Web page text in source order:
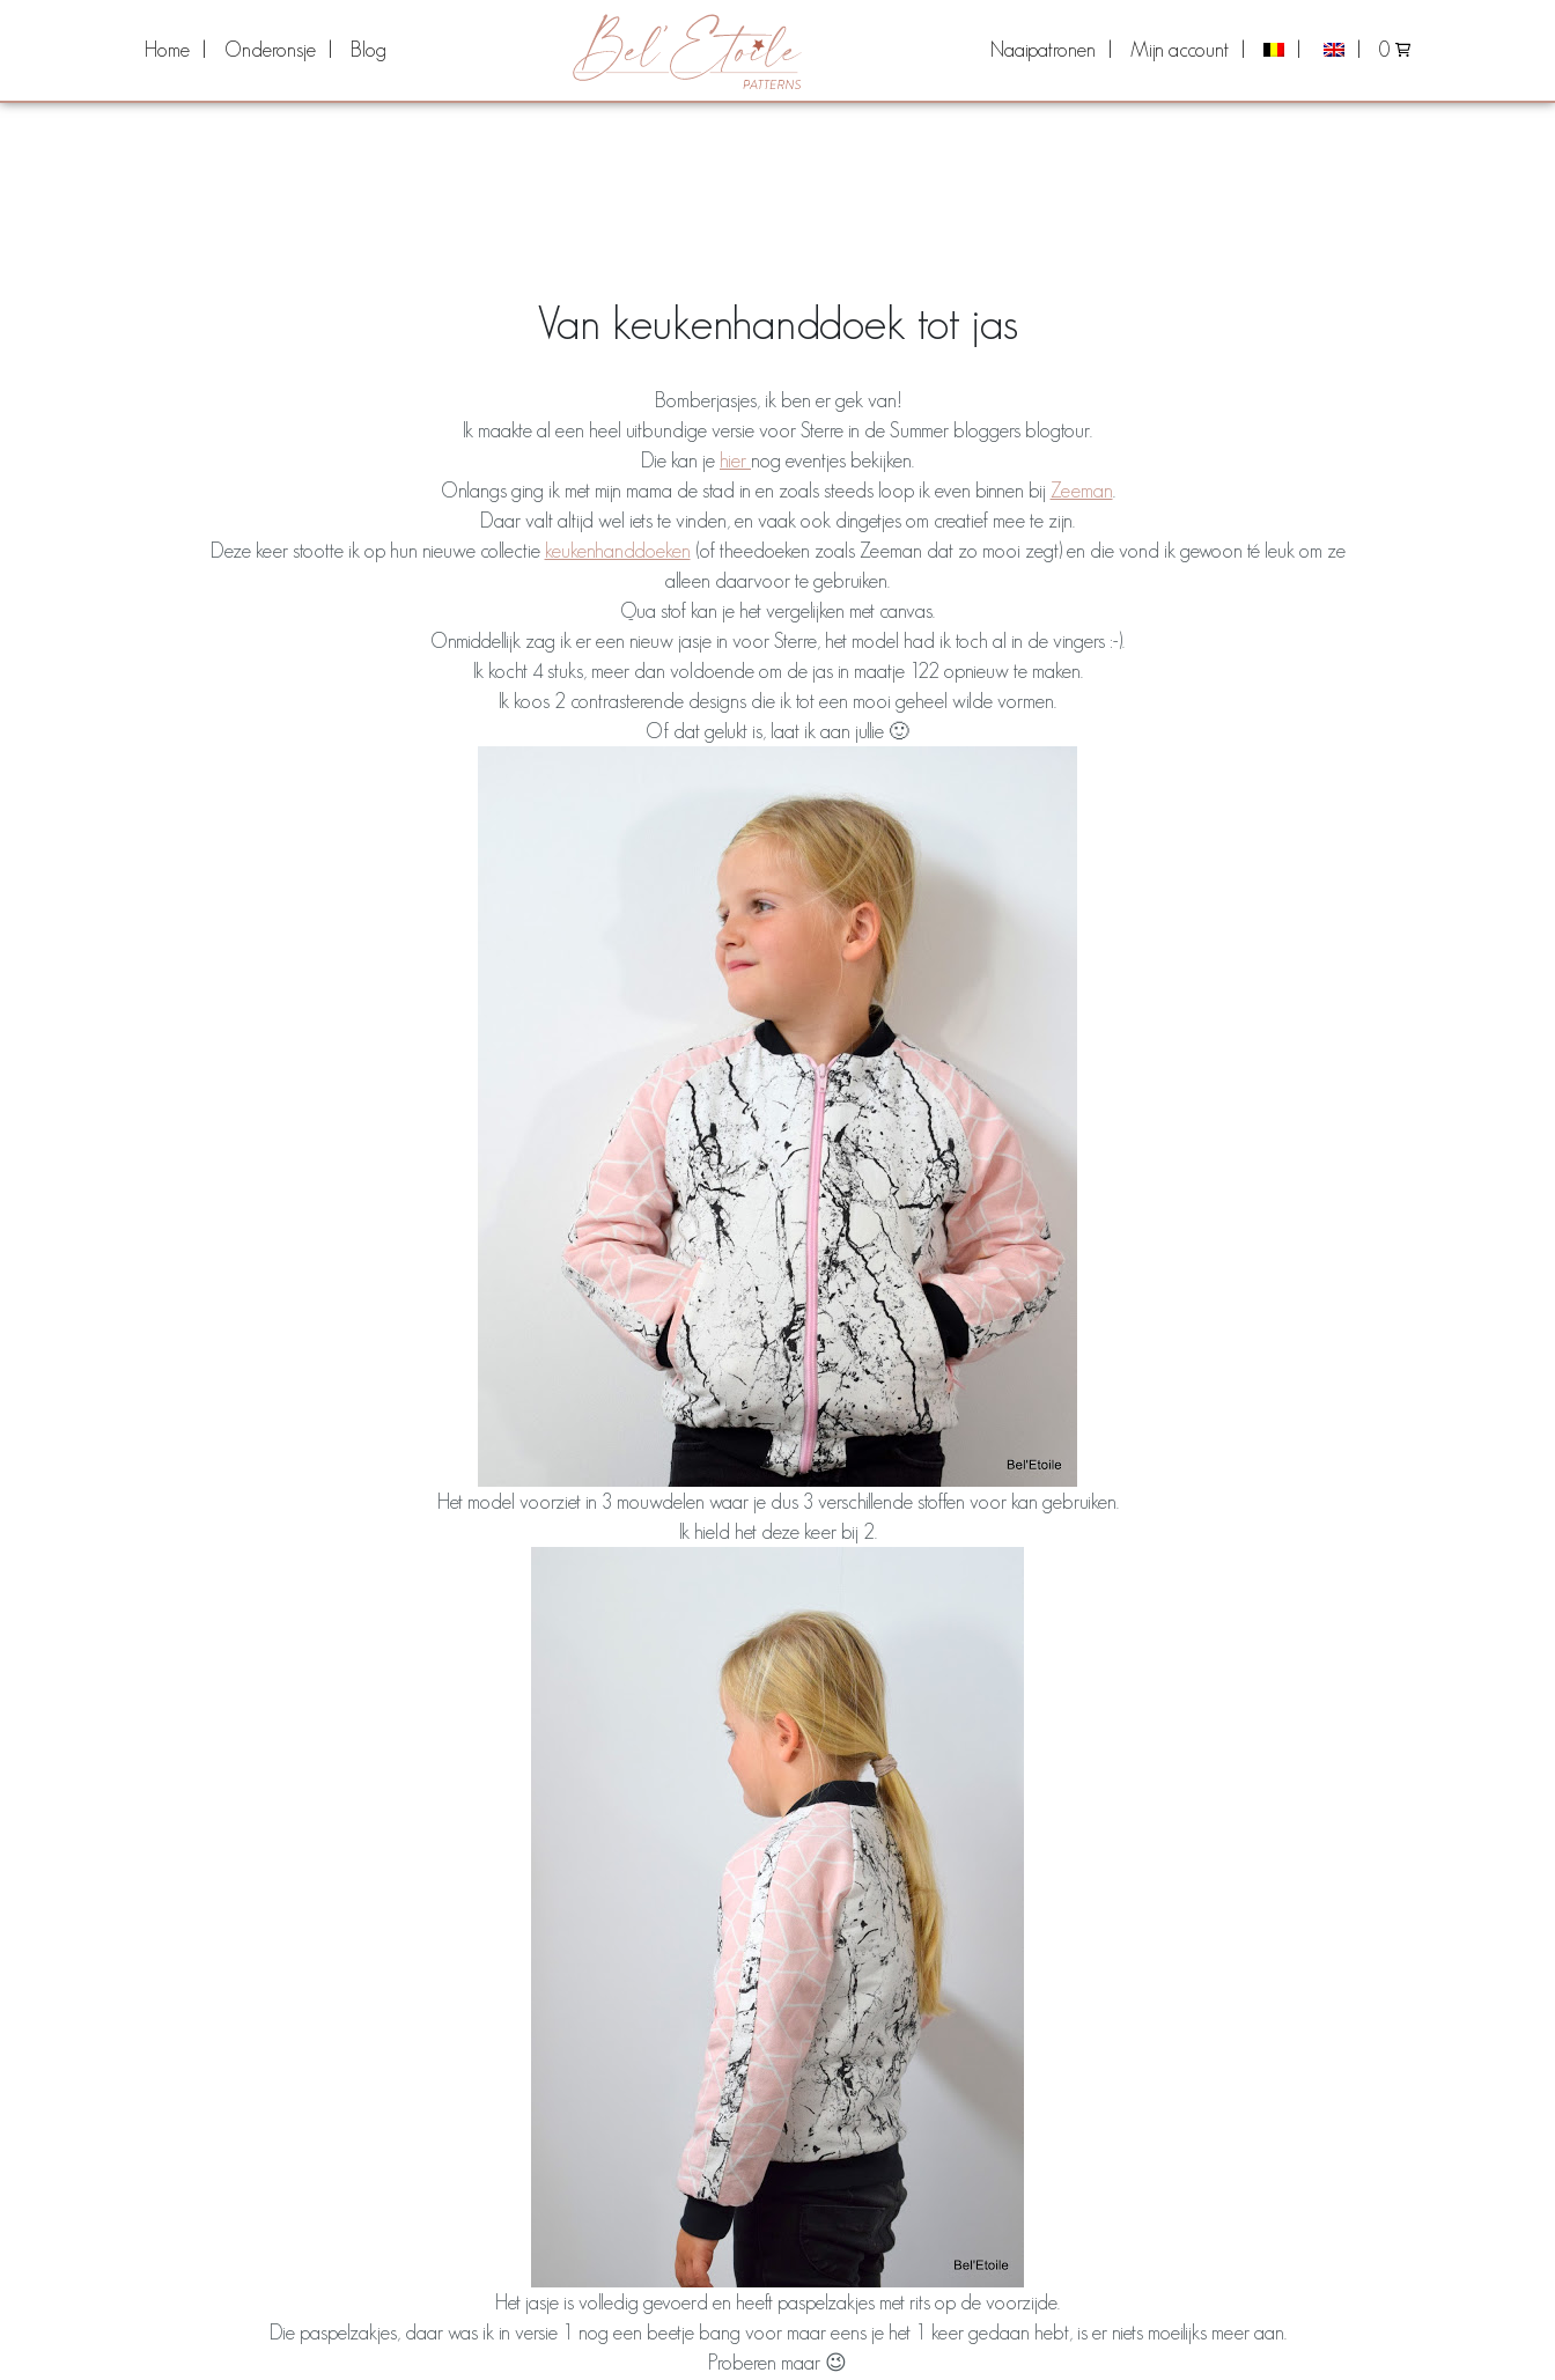
Home Onderonsje Blog Naaipatronen Mijn account 0
Van keukenhanddoek tot jas
Bomberjasjes, ik ben er gek van!
Ik maakte al een heel uitbundige versie voor Sterre in de Summer bloggers blogtour.
Die kan je hier nog eventjes bekijken.
Onlangs ging ik met mijn mama de stad in en zoals steeds loop ik even binnen bij Zeeman.
Daar valt altijd wel iets te vinden, en vaak ook dingetjes om creatief mee te zijn.
Deze keer stootte ik op hun nieuwe collectie keukenhanddoeken (of theedoeken zoals Zeeman dat zo mooi zegt) en die vond ik gewoon té leuk om ze
alleen daarvoor te gebruiken.
Qua stof kan je het vergelijken met canvas.
Onmiddellijk zag ik er een nieuw jasje in voor Sterre, het model had ik toch al in de vingers :-).
Ik kocht 4 stuks, meer dan voldoende om de jas in maatje 122 opnieuw te maken.
Ik koos 2 contrasterende designs die ik tot een mooi geheel wilde vormen.
Of dat gelukt is, laat ik aan jullie 🙂
Het model voorziet in 3 mouwdelen waar je dus 3 verschillende stoffen voor kan gebruiken.
Ik hield het deze keer bij 2.
Het jasje is volledig gevoerd en heeft paspelzakjes met rits op de voorzijde.
Die paspelzakjes, daar was ik in versie 1 nog een beetje bang voor maar eens je het 1 keer gedaan hebt, is er niets moeilijks meer aan.
Proberen maar 😉